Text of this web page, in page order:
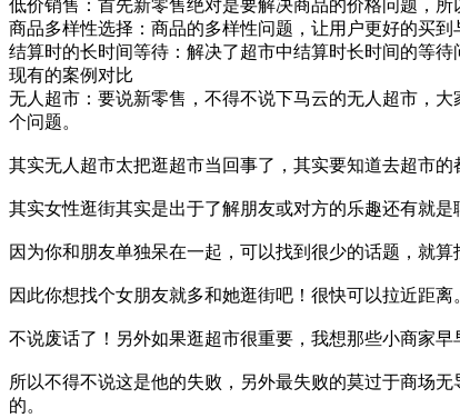
低价销售：首先新零售绝对是要解决商品的价格问题，所
商品多样性选择：商品的多样性问题，让用户更好的买到
结算时的长时间等待：解决了超市中结算时长时间的等待
现有的案例对比
无人超市：要说新零售，不得不说下马云的无人超市，
个问题。
其实无人超市太把逛超市当回事了，其实要知道去超市
其实女性逛街其实是出于了解朋友或对方的乐趣还有就
因为你和朋友单独呆在一起，可以找到很少的话题，就
因此你想找个女朋友就多和她逛街吧！很快可以拉近距离
不说废话了！另外如果逛超市很重要，我想那些小商家
所以不得不说这是他的失败，另外最失败的莫过于商场
的。